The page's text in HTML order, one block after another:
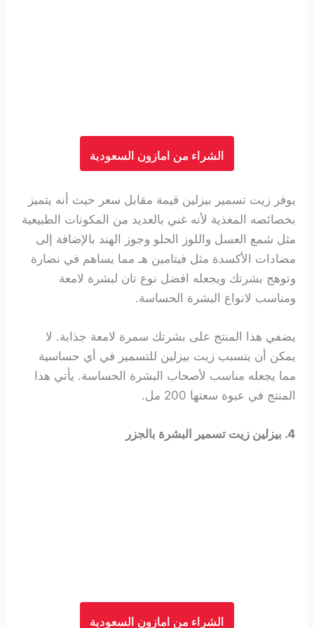
الشراء من امازون السعودية
يوفر زيت تسمير بيزلين قيمة مقابل سعر حيث أنه يتميز
بخصائصه المغذية لأنه غني بالعديد من المكونات الطبيعية
مثل شمع العسل واللوز الحلو وجوز الهند بالإضافة إلى
مضادات الأكسدة مثل فيتامين هـ مما يساهم في نضارة
وتوهج بشرتك ويجعله افضل نوع تان لبشرة لامعة
ومناسب لانواع البشرة الحساسة.
يضفي هذا المنتج على بشرتك سمرة لامعة جذابة. لا
يمكن أن يتسبب زيت بيزلين للتسمير في أي حساسية
مما يجعله مناسب لأصحاب البشرة الحساسة. يأتي هذا
المنتج في عبوة سعتها 200 مل.
4. بيزلين زيت تسمير البشرة بالجزر
الشراء من امازون السعودية